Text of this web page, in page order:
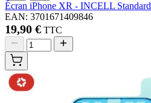
Écran iPhone XR - INCELL Standard
EAN: 3701671409846
19,90 € TTC